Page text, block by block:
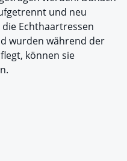
und neu
Echthaartressen
wurden während der
können sie